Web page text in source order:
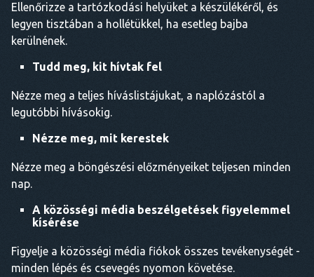
Ellenőrizze a tartózkodási helyüket a készülékéről, és
legyen tisztában a hollétükkel, ha esetleg bajba
kerülnének.
Tudd meg, kit hívtak fel
Nézze meg a teljes híváslistájukat, a naplózástól a
legutóbbi hívásokig.
Nézze meg, mit kerestek
Nézze meg a böngészési előzményeiket teljesen minden
nap.
A közösségi média beszélgetések figyelemmel
kísérése
Figyelje a közösségi média fiókok összes tevékenységét -
minden lépés és csevegés nyomon követése.